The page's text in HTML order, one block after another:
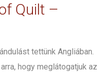
Quilt –
tettünk Angliában.
hogy meglátogatjuk az